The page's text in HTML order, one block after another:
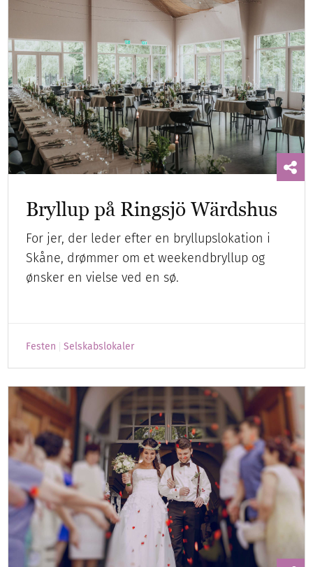
Bryllup på Ringsjö Wärdshus
For jer, der leder efter en bryllupslokation i
Skåne, drømmer om et weekendbryllup og
ønsker en vielse ved en sø.
Festen Selskabslokaler